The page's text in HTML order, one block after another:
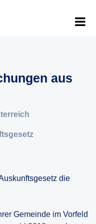
aus
die
Gemeinde im Vorfeld